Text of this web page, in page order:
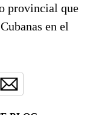
provincial que
en el